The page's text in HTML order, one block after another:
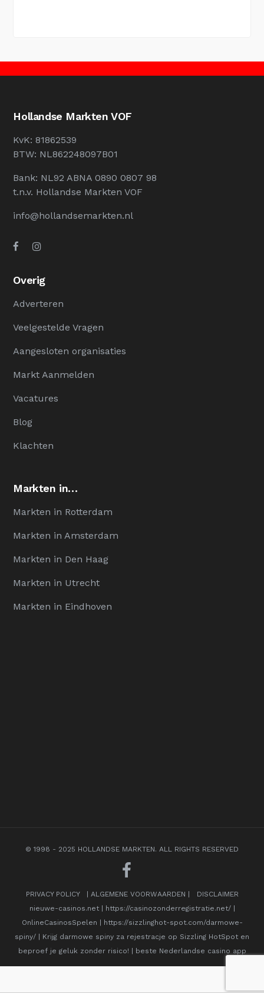
Hollandse Markten VOF
KvK: 81862539
BTW: NL862248097B01
Bank: NL92 ABNA 0890 0807 98
t.n.v. Hollandse Markten VOF
info@hollandsemarkten.nl
Overig
Adverteren
Veelgestelde Vragen
Aangesloten organisaties
Markt Aanmelden
Vacatures
Blog
Klachten
Markten in…
Markten in Rotterdam
Markten in Amsterdam
Markten in Den Haag
Markten in Utrecht
Markten in Eindhoven
© 1998 - 2025 HOLLANDSE MARKTEN. ALL RIGHTS RESERVED
PRIVACY POLICY ALGEMENE VOORWAARDEN
DISCLAIMER
nieuwe-casinos.net| https://casinozonderregistratie.net/|
OnlineCasinosSpelen
https://sizzlinghot-spot.com/darmowe-
spiny/
Krijg darmowe spiny za rejestracje op Sizzling HotSpot en
beproef je geluk zonder risico!
beste Nederlandse casino app